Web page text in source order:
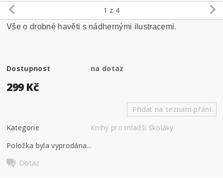
1 z 4
Vše o drobné havěti s nádhernými ilustracemi.
Dostupnost na dotaz
299 Kč
Přidat na seznam přání
Kategorie
Knihy pro mladší školáky
Položka byla vyprodána...
Dotaz